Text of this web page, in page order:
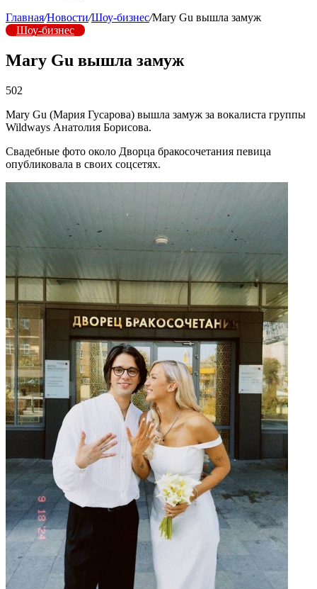
Главная/Новости/Шоу-бизнес/Mary Gu вышла замуж
Шоу-бизнес
Mary Gu вышла замуж
502
Mary Gu (Мария Гусарова) вышла замуж за вокалиста группы
Wildways Анатолия Борисова.
Свадебные фото около Дворца бракосочетания певица
опубликовала в своих соцсетях.